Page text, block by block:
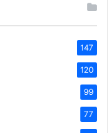
147
120
99
77